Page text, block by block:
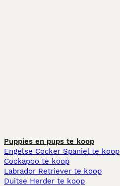
Puppies en pups te koop
Engelse Cocker Spaniel te koop
Cockapoo te koop
Labrador Retriever te koop
Duitse Herder te koop